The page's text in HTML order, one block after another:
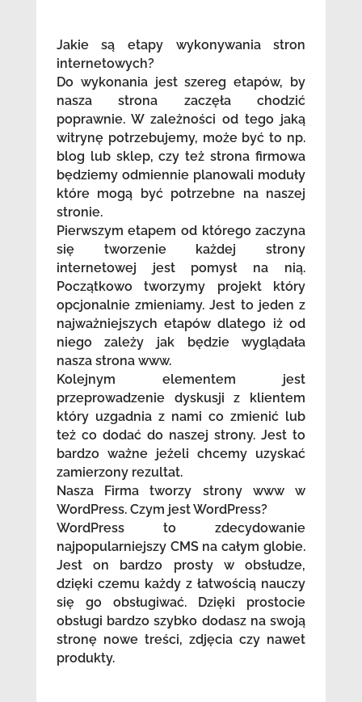
Jakie są etapy wykonywania stron
internetowych?
Do wykonania jest szereg etapów, by
nasza strona zaczęła chodzić
poprawnie. W zależności od tego jaką
witrynę potrzebujemy, może być to np.
blog lub sklep, czy też strona firmowa
będziemy odmiennie planowali moduły
które mogą być potrzebne na naszej
stronie.
Pierwszym etapem od którego zaczyna
się tworzenie każdej strony
internetowej jest pomysł na nią.
Początkowo tworzymy projekt który
opcjonalnie zmieniamy. Jest to jeden z
najważniejszych etapów dlatego iż od
niego zależy jak będzie wyglądała
nasza strona www.
Kolejnym elementem jest
przeprowadzenie dyskusji z klientem
który uzgadnia z nami co zmienić lub
też co dodać do naszej strony. Jest to
bardzo ważne jeżeli chcemy uzyskać
zamierzony rezultat.
Nasza Firma tworzy strony www w
WordPress. Czym jest WordPress?
WordPress to zdecydowanie
najpopularniejszy CMS na całym globie.
Jest on bardzo prosty w obsłudze,
dzięki czemu każdy z łatwością nauczy
się go obsługiwać. Dzięki prostocie
obsługi bardzo szybko dodasz na swoją
stronę nowe treści, zdjęcia czy nawet
produkty.